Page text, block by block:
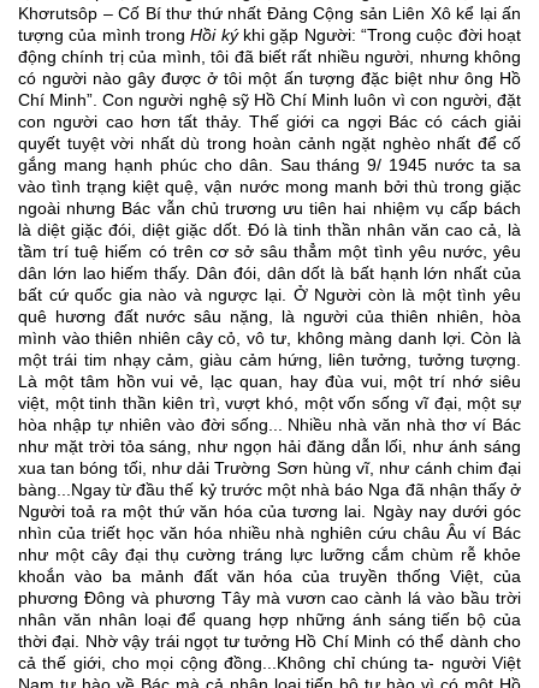
Khơrutsôp – Cố Bí thư thứ nhất Đảng Cộng sản Liên Xô kể lại ấn
tượng của mình trong Hồi ký khi gặp Người: “Trong cuộc đời hoạt
động chính trị của mình, tôi đã biết rất nhiều người, nhưng không
có người nào gây được ở tôi một ấn tượng đặc biệt như ông Hồ
Chí Minh”. Con người nghệ sỹ Hồ Chí Minh luôn vì con người, đặt
con người cao hơn tất thảy. Thế giới ca ngợi Bác có cách giải
quyết tuyệt vời nhất dù trong hoàn cảnh ngặt nghèo nhất để cố
gắng mang hạnh phúc cho dân. Sau tháng 9/ 1945 nước ta sa
vào tình trạng kiệt quệ, vận nước mong manh bởi thù trong giặc
ngoài nhưng Bác vẫn chủ trương ưu tiên hai nhiệm vụ cấp bách
là diệt giặc đói, diệt giặc dốt. Đó là tinh thần nhân văn cao cả, là
tầm trí tuệ hiếm có trên cơ sở sâu thẳm một tình yêu nước, yêu
dân lớn lao hiếm thấy. Dân đói, dân dốt là bất hạnh lớn nhất của
bất cứ quốc gia nào và ngược lại. Ở Người còn là một tình yêu
quê hương đất nước sâu nặng, là người của thiên nhiên, hòa
mình vào thiên nhiên cây cỏ, vô tư, không màng danh lợi. Còn là
một trái tim nhạy cảm, giàu cảm hứng, liên tưởng, tưởng tượng.
Là một tâm hồn vui vẻ, lạc quan, hay đùa vui, một trí nhớ siêu
việt, một tinh thần kiên trì, vượt khó, một vốn sống vĩ đại, một sự
hòa nhập tự nhiên vào đời sống... Nhiều nhà văn nhà thơ ví Bác
như mặt trời tỏa sáng, như ngọn hải đăng dẫn lối, như ánh sáng
xua tan bóng tối, như dải Trường Sơn hùng vĩ, như cánh chim đại
bàng...Ngay từ đầu thế kỷ trước một nhà báo Nga đã nhận thấy ở
Người toả ra một thứ văn hóa của tương lai. Ngày nay dưới góc
nhìn của triết học văn hóa nhiều nhà nghiên cứu châu Âu ví Bác
như một cây đại thụ cường tráng lực lưỡng cắm chùm rễ khỏe
khoắn vào ba mảnh đất văn hóa của truyền thống Việt, của
phương Đông và phương Tây mà vươn cao cành lá vào bầu trời
nhân văn nhân loại để quang hợp những ánh sáng tiến bộ của
thời đại. Nhờ vậy trái ngọt tư tưởng Hồ Chí Minh có thể dành cho
cả thế giới, cho mọi cộng đồng...Không chỉ chúng ta- người Việt
Nam tự hào về Bác mà cả nhân loại tiến bộ tự hào vì có một Hồ